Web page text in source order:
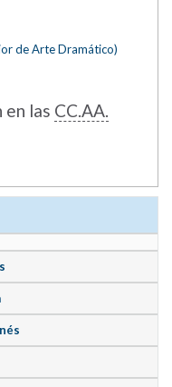
de Arte Dramático)
en las CC.AA.